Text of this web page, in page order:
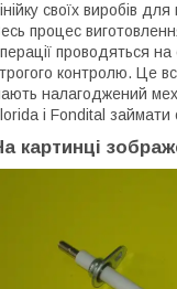
своїх виробів
процес
проводяться
контролю. Це
налагоджений
і Fondital займати
картинці